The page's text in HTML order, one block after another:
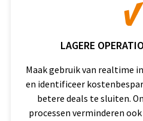
LAGERE
Maak gebruik van realtime
en identificeer
betere deals te sluiten.
processen verminderen